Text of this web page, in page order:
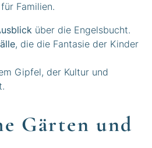
Familien.
über die Engelsbucht.
, die die Fantasie der Kinder
Gipfel, der Kultur und
Gärten und